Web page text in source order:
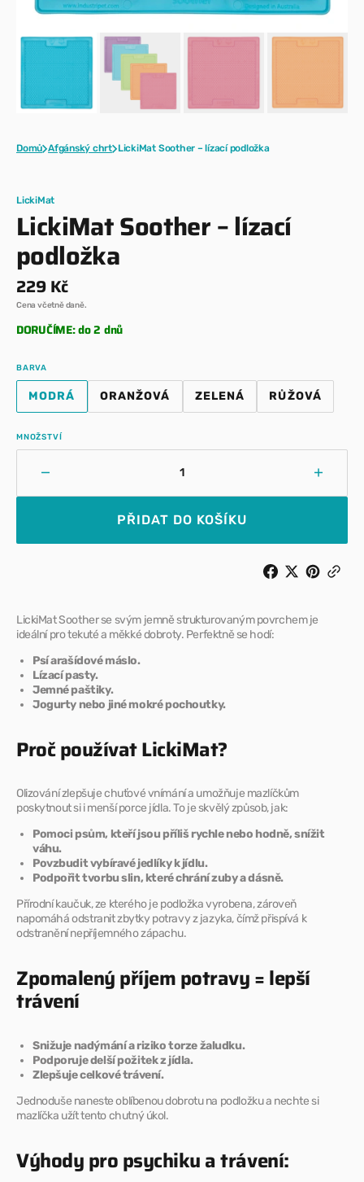
Domů Afgánský chrt LickiMat Soother – lízací podložka
LickiMat
LickiMat Soother – lízací
podložka
Běžná
cena
229 Kč
Cena včetně daně.
DORUČÍME: do 2 dnů
BARVA
MODRÁVARIANTA
VYPRODÁNA
NEBO
ORANŽOVÁ
VARIANTA
VYPRODÁNA
ZELENÁVARIANTA
VYPRODÁNA
RŮŽOVÁVARIANTA
MNOŽSTVÍ
množství
Soother
Zvýšit
–
lízací
PŘIDAT DO KOŠÍKU
LickiMat Soother se svým jemně strukturovaným povrchem je
ideální pro tekuté a měkké dobroty. Perfektně se hodí:
Psí arašídové máslo.
Lízací pasty.
Jemné paštiky.
Jogurty nebo jiné mokré pochoutky.
Proč používat LickiMat?
Olizování zlepšuje chuťové vnímání a umožňuje mazlíčkům
poskytnout si i menší porce jídla. To je skvělý způsob, jak:
Pomoci psům, kteří jsou příliš rychle nebo hodně, snížit
váhu.
Povzbudit vybíravé jedlíky k jídlu.
Podpořit tvorbu slin, které chrání zuby a dásně.
Přírodní kaučuk, ze kterého je podložka vyrobena, zároveň
napomáhá odstranit zbytky potravy z jazyka, čímž přispívá k
odstranění nepříjemného zápachu.
Zpomalený příjem potravy = lepší
trávení
Snižuje nadýmání a riziko torze žaludku.
Podporuje delší požitek z jídla.
Zlepšuje celkové trávení.
Jednoduše naneste oblíbenou dobrotu na podložku a nechte si
mazlíčka užít tento chutný úkol.
Výhody pro psychiku a trávení: